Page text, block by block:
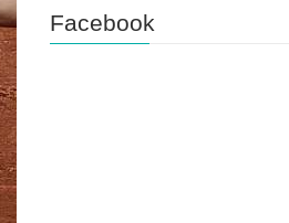
Facebook